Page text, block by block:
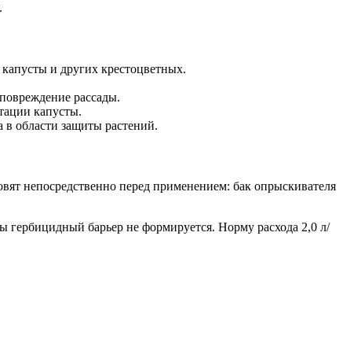
и других крестоцветных.
рассады.
капусты.
в области защиты растений.
непосредственно перед применением: бак опрыскивателя
гербицидный барьер не формируется. Норму расхода 2,0 л/